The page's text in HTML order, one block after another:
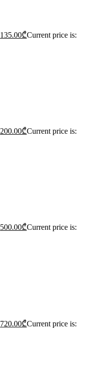
135.00₾Current price is:
200.00₾Current price is:
500.00₾Current price is:
720.00₾Current price is: